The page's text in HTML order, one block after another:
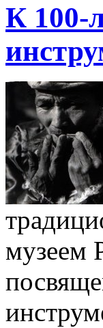
К 100-
музеем